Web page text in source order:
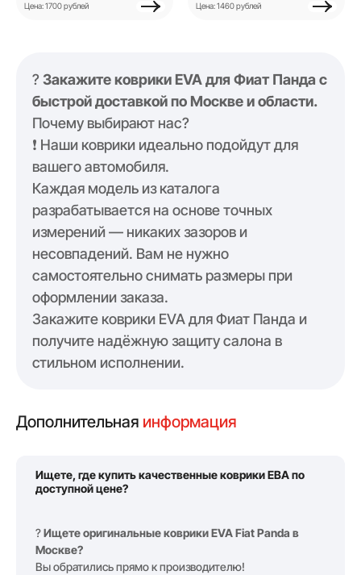
Цена: 1700 рублей Цена: 1460 рублей
?Закажите коврики EVA для Фиат Панда с
быстрой доставкой по Москве и области.
Почему выбирают нас?
❗️ Наши коврики идеально подойдут для
вашего автомобиля.
Каждая модель из каталога
разрабатывается на основе точных
измерений — никаких зазоров и
несовпадений. Вам не нужно
самостоятельно снимать размеры при
оформлении заказа.
Закажите коврики EVA для Фиат Панда и
получите надёжную защиту салона в
стильном исполнении.
Дополнительная информация
Ищете, где купить качественные коврики ЕВА по
доступной цене?
?Ищете оригинальные коврики EVA Fiat Panda в
Москве?
Вы обратились прямо к производителю!